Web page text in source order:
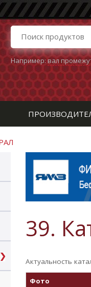
Например:вал
39.
Актуальность
Фото